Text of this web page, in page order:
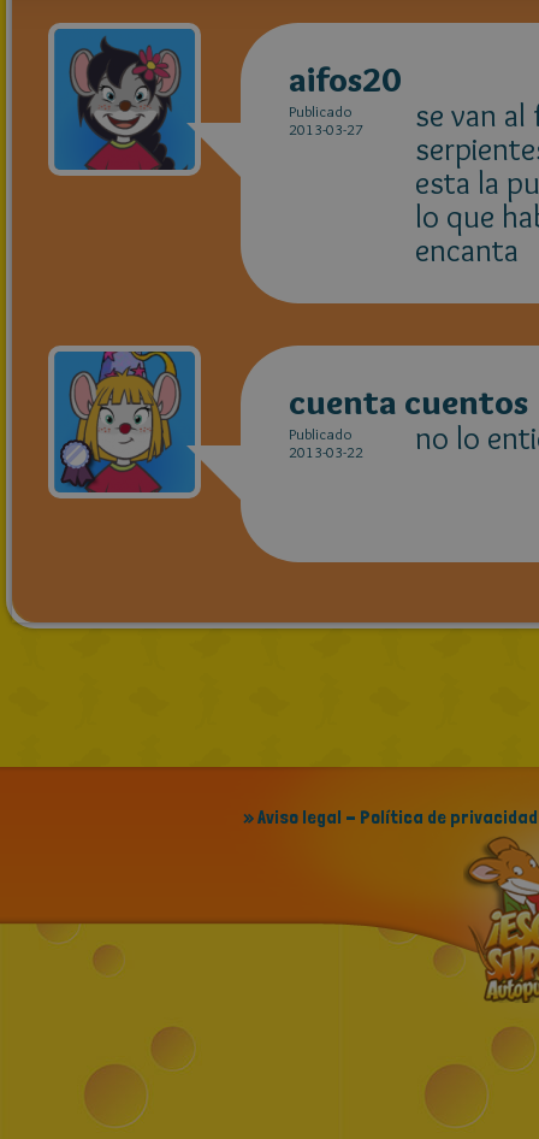
aifos20
Publicado
2013-03-27
se van
esta la
lo que
encanta
cuenta cuentos
Publicado
2013-03-22
no lo
» Aviso legal - Política de privacidad